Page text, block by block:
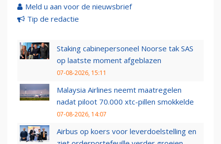
Meld u aan voor de nieuwsbrief
Tip de redactie
Staking cabinepersoneel Noorse tak SAS
op laatste moment afgeblazen
07-08-2026, 15:11
Malaysia Airlines neemt maatregelen
nadat piloot 70.000 xtc-pillen smokkelde
07-08-2026, 14:07
Airbus op koers voor leverdoelstelling en